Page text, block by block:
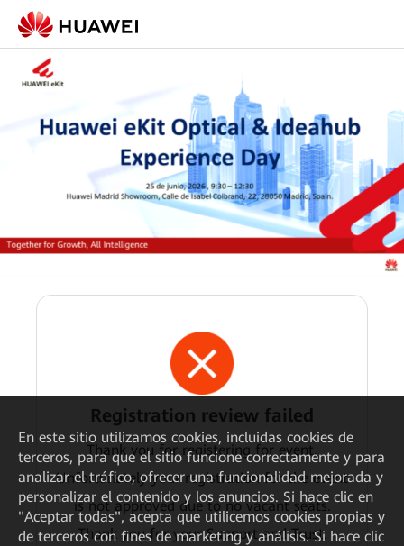
Registration review failed
Thank you for registering for event.
Unfortunately your registration for the event
is not approved due to no vacant seats.
Thank you for your Support and Trust.
En este sitio utilizamos cookies, incluidas cookies de
terceros, para que el sitio funcione correctamente y para
analizar el tráfico, ofrecer una funcionalidad mejorada y
personalizar el contenido y los anuncios. Si hace clic en
"Aceptar todas", acepta que utilicemos cookies propias y
de terceros con fines de marketing y análisis. Si hace clic